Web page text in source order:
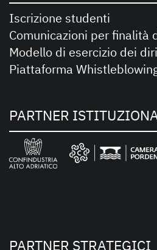
Iscrizione studenti
Comunicazioni per finalità
Modello di esercizio dei
Piattaforma
PARTNER
PARTNER STRATEGICI